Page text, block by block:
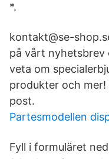
*.
kontakt@se-
på vårt nyhetsbrev
veta om
produkter och mer!
post.
Partesmodellen
Fyll i formuläret